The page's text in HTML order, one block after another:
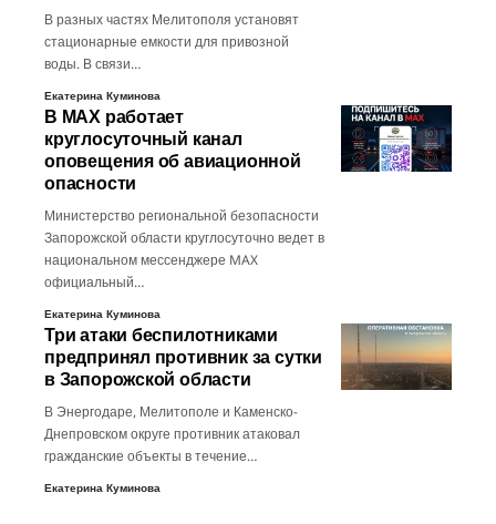
В разных частях Мелитополя установят
стационарные емкости для привозной
воды. В связи…
Екатерина Куминова
В МАХ работает
круглосуточный канал
оповещения об авиационной
опасности
Министерство региональной безопасности
Запорожской области круглосуточно ведет в
национальном мессенджере MAX
официальный…
Екатерина Куминова
Три атаки беспилотниками
предпринял противник за сутки
в Запорожской области
В Энергодаре, Мелитополе и Каменско-
Днепровском округе противник атаковал
гражданские объекты в течение…
Екатерина Куминова